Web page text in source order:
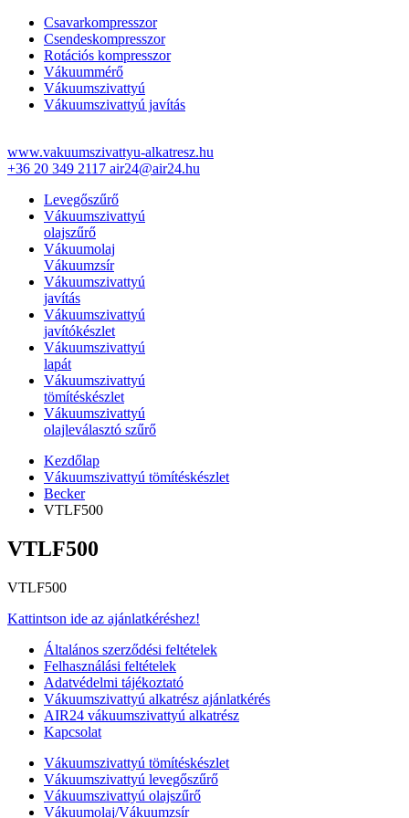
Csavarkompresszor
Csendeskompresszor
Rotációs kompresszor
Vákuummérő
Vákuumszivattyú
Vákuumszivattyú javítás
www.vakuumszivattyu-alkatresz.hu
+36 20 349 2117 air24@air24.hu
Levegőszűrő
Vákuumszivattyú
olajszűrő
Vákuumolaj
Vákuumzsír
Vákuumszivattyú
javítás
Vákuumszivattyú
javítókészlet
Vákuumszivattyú
lapát
Vákuumszivattyú
tömítéskészlet
Vákuumszivattyú
olajleválasztó szűrő
Kezdőlap
Vákuumszivattyú tömítéskészlet
Becker
VTLF500
VTLF500
VTLF500
Kattintson ide az ajánlatkéréshez!
Általános szerződési feltételek
Felhasználási feltételek
Adatvédelmi tájékoztató
Vákuumszivattyú alkatrész ajánlatkérés
AIR24 vákuumszivattyú alkatrész
Kapcsolat
Vákuumszivattyú tömítéskészlet
Vákuumszivattyú levegőszűrő
Vákuumszivattyú olajszűrő
Vákuumolaj/Vákuumzsír